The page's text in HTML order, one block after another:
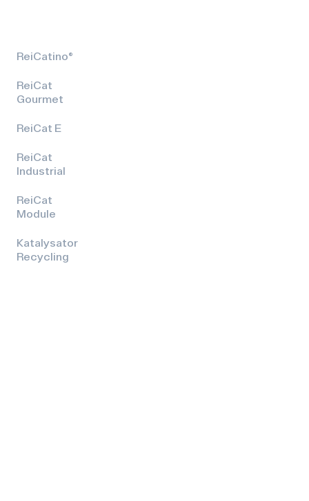
ReiCatino®
ReiCat
Gourmet
ReiCat E
ReiCat
Industrial
ReiCat
Module
Katalysator
Recycling